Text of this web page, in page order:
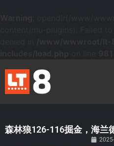
森林狼126-116掘金，海兰